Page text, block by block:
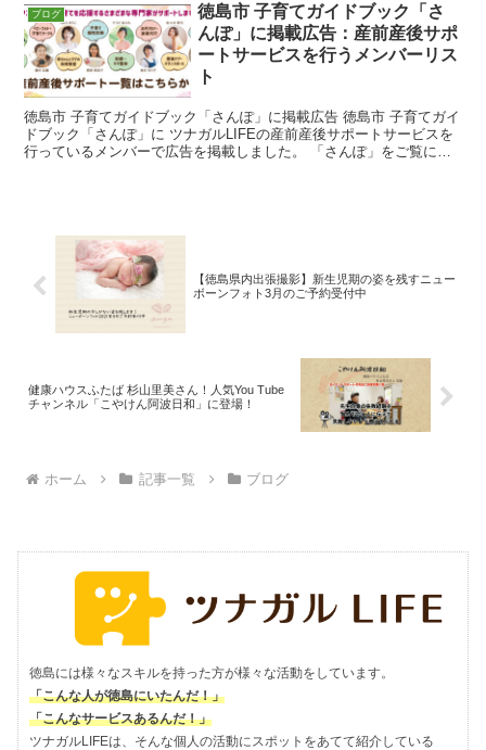
ブログ
徳島市 子育てガイドブック「さ
んぽ」に掲載広告：産前産後サポ
ートサービスを行うメンバーリス
ト
徳島市 子育てガイドブック「さんぽ」に掲載広告 徳島市 子育てガイ
ドブック「さんぽ」に ツナガルLIFEの産前産後サポートサービスを
行っているメンバーで広告を掲載しました。 「さんぽ」をご覧にな
【徳島県内出張撮影】新生児期の姿を残すニュー
ボーンフォト3月のご予約受付中
健康ハウスふたば 杉山里美さん！人気You Tube
チャンネル「こやけん阿波日和」に登場！
ホーム 記事一覧 ブログ
徳島には様々なスキルを持った方が様々な活動をしています。
「こんな人が徳島にいたんだ！」
「こんなサービスあるんだ！」
ツナガルLIFEは、そんな個人の活動にスポットをあてて紹介している